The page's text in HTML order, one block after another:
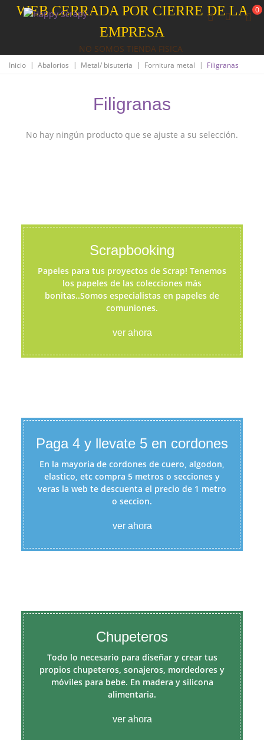
WEB CERRADA POR CIERRE DE LA
EMPRESA
NO SOMOS TIENDA FISICA
0
Inicio | Abalorios | Metal/ bisuteria | Fornitura metal | Filigranas
Filigranas
No hay ningún producto que se ajuste a su selección.
Scrapbooking
Papeles para tus proyectos de Scrap! Tenemos
los papeles de las colecciones más
bonitas..Somos especialistas en papeles de
comuniones.
ver ahora
Paga 4 y llevate 5 en cordones
En la mayoria de cordones de cuero, algodon,
elastico, etc compra 5 metros o secciones y
veras la web te descuenta el precio de 1 metro
o seccion.
ver ahora
Chupeteros
Todo lo necesario para diseñar y crear tus
propios chupeteros, sonajeros, mordedores y
móviles para bebe. En madera y silicona
alimentaria.
ver ahora